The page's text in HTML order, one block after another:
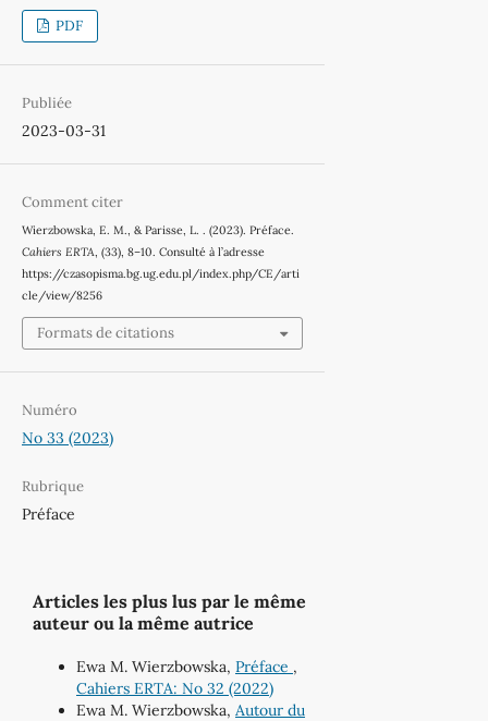
PDF
Publiée
2023-03-31
Comment citer
Wierzbowska, E. M., & Parisse, L. . (2023). Préface.
Cahiers ERTA, (33), 8–10. Consulté à l’adresse
https://czasopisma.bg.ug.edu.pl/index.php/CE/arti
cle/view/8256
Formats de citations
Numéro
No 33 (2023)
Rubrique
Préface
Articles les plus lus par le même
auteur ou la même autrice
Ewa M. Wierzbowska, Préface ,
Cahiers ERTA: No 32 (2022)
Ewa M. Wierzbowska, Autour du